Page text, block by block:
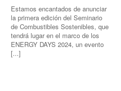
Estamos encantados de anunciar
la primera edición del Seminario
de Combustibles Sostenibles, que
tendrá lugar en el marco de los
ENERGY DAYS 2024, un evento
[...]